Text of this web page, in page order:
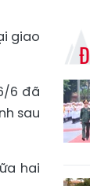
giao
6 đã
sau
hai